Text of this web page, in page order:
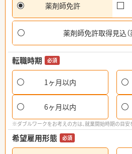
薬剤師免許
薬剤師免許取得見込（
転職時期 必須
1ヶ月以内
6ヶ月以内
※ダブルワークをお考えの方は、就業開始時期の目安
希望雇用形態 必須